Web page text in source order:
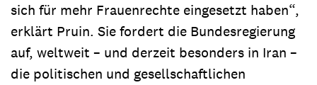
sich für mehr Frauenrechte eingesetzt haben“,
erklärt Pruin. Sie fordert die Bundesregierung
auf, weltweit – und derzeit besonders in Iran –
die politischen und gesellschaftlichen